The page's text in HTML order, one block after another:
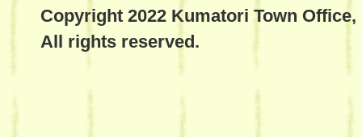
Copyright 2022 Kumatori Town Office,
All rights reserved.